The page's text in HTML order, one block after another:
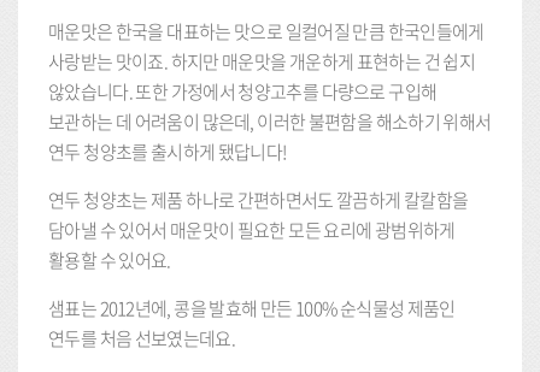
매운맛은 한국을 대표하는 맛으로 일컬어질 만큼 한국인들에게
사랑받는 맛이죠. 하지만 매운맛을 개운하게 표현하는 건 쉽지
않았습니다. 또한 가정에서 청양고추를 다량으로 구입해
보관하는 데 어려움이 많은데, 이러한 불편함을 해소하기 위해서
연두 청양초를 출시하게 됐답니다!
연두 청양초는 제품 하나로 간편하면서도 깔끔하게 칼칼함을
담아낼 수 있어서 매운맛이 필요한 모든 요리에 광범위하게
활용할 수 있어요.
샘표는 2012년에, 콩을 발효해 만든 100% 순식물성 제품인
연두를 처음 선보였는데요.